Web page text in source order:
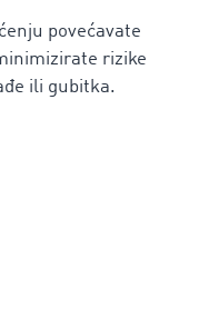
povećavate
rizike
ili gubitka.